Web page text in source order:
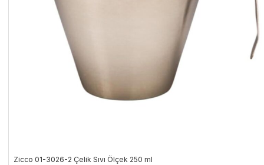
Zicco 01-3026-2 Çelik Sıvı Ölçek 250 ml